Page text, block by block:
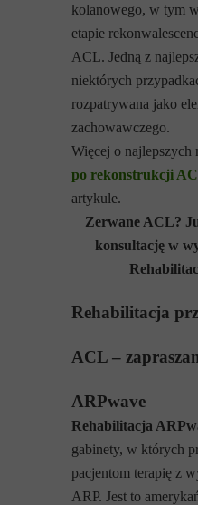
kolanowego, w tym
etapie
ACL. Jedną z
niektórych
rozpatrywana jako
zachowawczego.
Więcej o najlepszych
po rekonstrukcji
artykule.
Zerwane ACL?
konsultację w
Rehabilitacja
ACL –
ARPwave
Rehabilitacja
gabinety, w których
pacjentom terapię z
ARP. Jest to